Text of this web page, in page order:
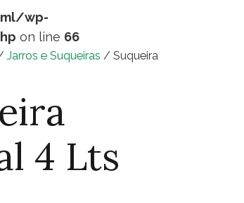
wp-
on line 66
Jarros e Suqueiras / Suqueira
4 Lts